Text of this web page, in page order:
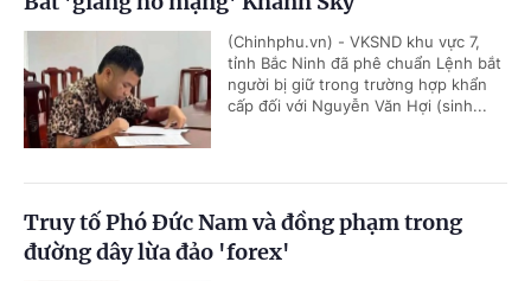
(Chinhphu.vn) - VKSND khu vực 7,
tỉnh Bắc Ninh đã phê chuẩn Lệnh bắt
người bị giữ trong trường hợp khẩn
cấp đối với Nguyễn Văn Hợi (sinh...
Truy tố Phó Đức Nam và đồng phạm trong
đường dây lừa đảo 'forex'